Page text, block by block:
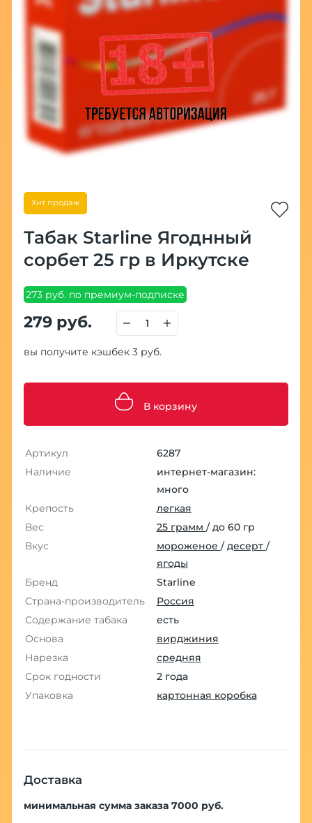
Хит продаж
Табак Starline Ягоднный
сорбет 25 гр в Иркутске
273 руб. по премиум-подписке
279 руб.
вы получите кэшбек 3 руб.
В корзину
Артикул
6287
Наличие
интернет-магазин:
много
Крепость
легкая
Вес
25 грамм / до 60 гр
Вкус
мороженое /десерт /
ягоды
Бренд
Starline
Страна-производитель
Россия
Содержание табака
есть
Основа
вирджиния
Нарезка
средняя
Срок годности
2 года
Упаковка
картонная коробка
Доставка
минимальная сумма заказа 7000 руб.